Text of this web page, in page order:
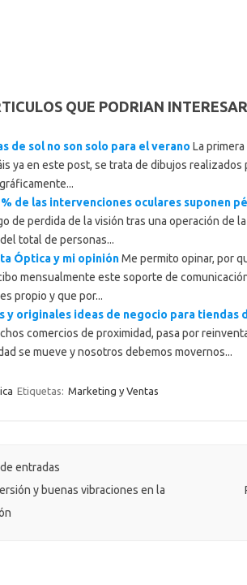
QUE PODRIAN
de sol no son solo para el verano La
ya en este post, se trata de dibujos realizados
de las intervenciones oculares suponen
de perdida de la visión tras una operación de
total de personas...
Óptica y mi opinión Me permito opinar, por
mensualmente este soporte de
propio y que por...
y originales ideas de negocio para tiendas
comercios de proximidad, pasa por
se mueve y nosotros debemos movernos...
Etiquetas: Marketing y Ventas
entradas
y buenas vibraciones en la